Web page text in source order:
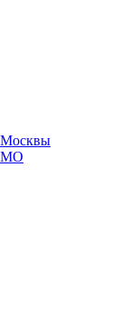
Москвы
МО